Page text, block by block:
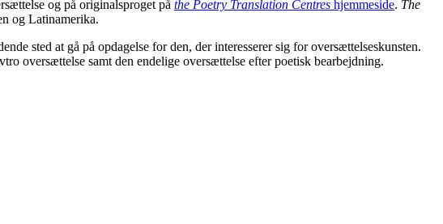
og på originalsproget på the Poetry Translation Centres hjemmeside. The
og Latinamerika.
sted at gå på opdagelse for den, der interesserer sig for oversættelseskunsten.
oversættelse samt den endelige oversættelse efter poetisk bearbejdning.